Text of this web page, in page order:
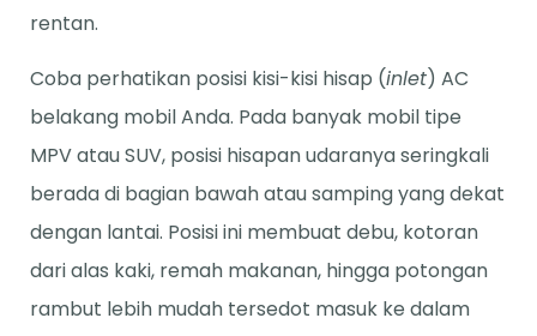
rentan.
Coba perhatikan posisi kisi-kisi hisap (inlet) AC
belakang mobil Anda. Pada banyak mobil tipe
MPV atau SUV, posisi hisapan udaranya seringkali
berada di bagian bawah atau samping yang dekat
dengan lantai. Posisi ini membuat debu, kotoran
dari alas kaki, remah makanan, hingga potongan
rambut lebih mudah tersedot masuk ke dalam